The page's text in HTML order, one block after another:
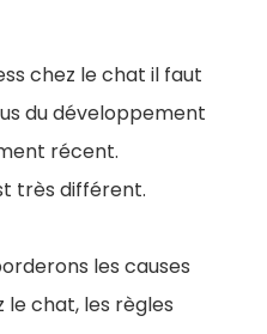
chez le chat il faut
du développement
récent.
très différent.
les causes
le chat, les règles